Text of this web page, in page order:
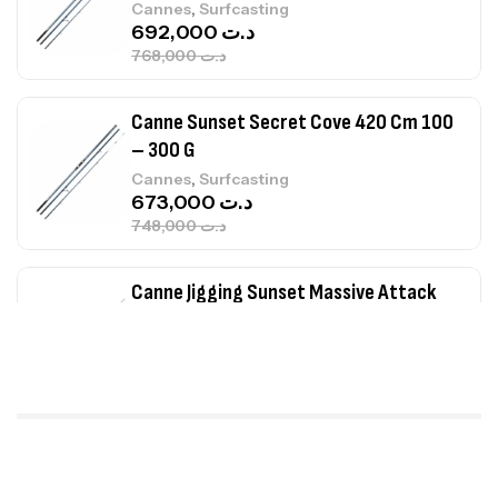
Cannes, Surfcasting
د.ت768,000
د.ت
Canne Sunset Secret Cove 420 Cm 100
– 300 G
Cannes, Surfcasting
د.ت748,000
د.ت
Canne Jigging Sunset Massive Attack